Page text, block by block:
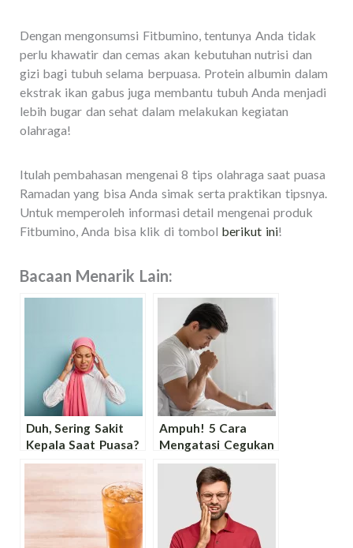
Dengan mengonsumsi Fitbumino, tentunya Anda tidak
perlu khawatir dan cemas akan kebutuhan nutrisi dan
gizi bagi tubuh selama berpuasa. Protein albumin dalam
ekstrak ikan gabus juga membantu tubuh Anda menjadi
lebih bugar dan sehat dalam melakukan kegiatan
olahraga!
Itulah pembahasan mengenai 8 tips olahraga saat puasa
Ramadan yang bisa Anda simak serta praktikan tipsnya.
Untuk memperoleh informasi detail mengenai produk
Fitbumino, Anda bisa klik di tombol berikut ini!
Bacaan Menarik Lain:
Duh, Sering Sakit
Kepala Saat Puasa?
Pahami 8 Penyebab
dan Cara
Meredakannya!
Ampuh! 5 Cara
Mengatasi Cegukan
Saat Puasa yang
Aman dan Mudah